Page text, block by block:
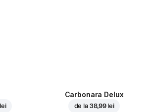
Carbonara Delux
de la 38,99 lei